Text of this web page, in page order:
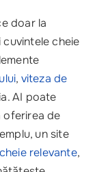
doar la
cheie
, viteza de
AI poate
oferirea de
un site
relevante,